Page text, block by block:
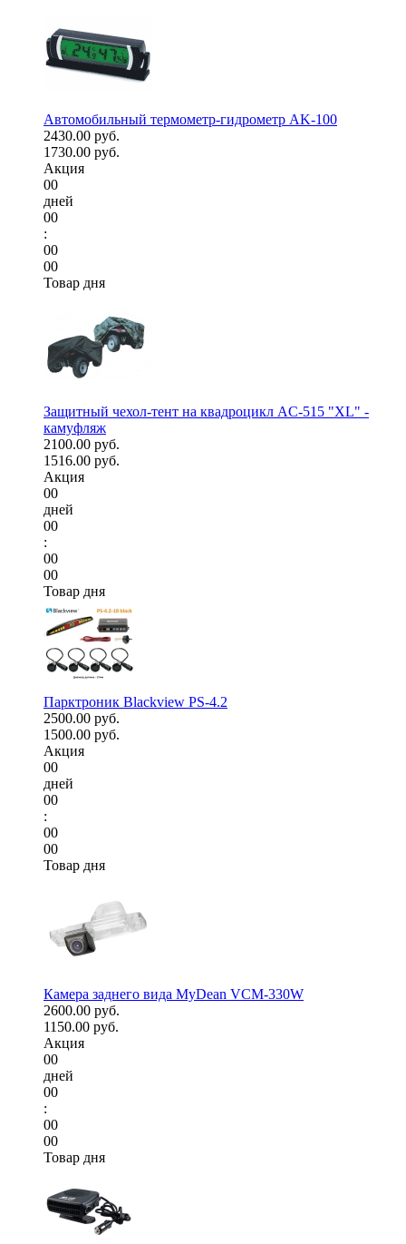
Автомобильный термометр-гидрометр AK-100
2430.00 руб.
1730.00 руб.
Акция
00
дней
00
:
00
00
Товар дня
Защитный чехол-тент на квадроцикл AC-515 "XL" -
камуфляж
2100.00 руб.
1516.00 руб.
Акция
00
дней
00
:
00
00
Товар дня
Парктроник Blackview PS-4.2
2500.00 руб.
1500.00 руб.
Акция
00
дней
00
:
00
00
Товар дня
Камера заднего вида MyDean VCM-330W
2600.00 руб.
1150.00 руб.
Акция
00
дней
00
:
00
00
Товар дня